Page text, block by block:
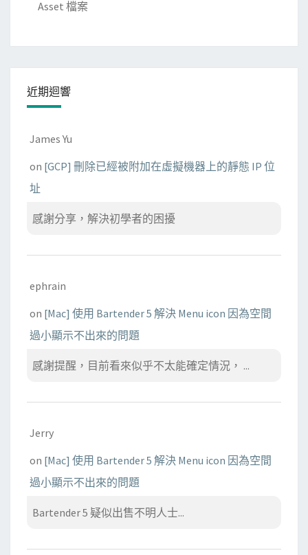
Asset 檔案
近期迴響
James Yu
on [GCP] 刪除已經被附加在虛擬機器上的靜態 IP 位
址
感謝分享，解決初學者的困擾
ephrain
on [Mac] 使用 Bartender 5 解決 Menu icon 因為空間
過小顯示不出來的問題
感謝提醒，目前看來似乎不太能確定情況， ...
Jerry
on [Mac] 使用 Bartender 5 解決 Menu icon 因為空間
過小顯示不出來的問題
Bartender 5 疑似出售不明人士...